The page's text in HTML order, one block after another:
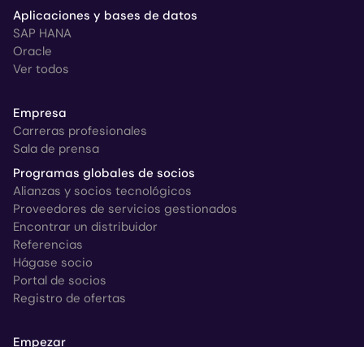
Aplicaciones y bases de datos
SAP HANA
Oracle
Ver todos
Empresa
Carreras profesionales
Sala de prensa
Programas globales de socios
Alianzas y socios tecnológicos
Proveedores de servicios gestionados
Encontrar un distribuidor
Referencias
Hágase socio
Portal de socios
Registro de ofertas
Empezar